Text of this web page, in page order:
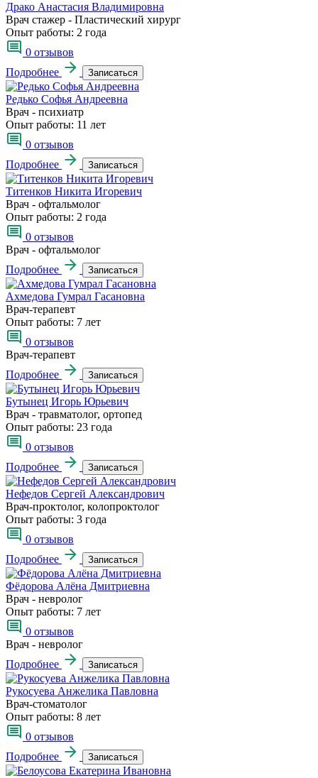
Драко Анастасия Владимировна
Врач стажер - Пластический хирург
Опыт работы: 2 года
0 отзывов
Подробнее
Записаться
Редько Софья Андреевна
Врач - психиатр
Опыт работы: 11 лет
0 отзывов
Подробнее
Записаться
Титенков Никита Игоревич
Врач - офтальмолог
Опыт работы: 2 года
0 отзывов
Врач - офтальмолог
Подробнее
Записаться
Ахмедова Гумрал Гасановна
Врач-терапевт
Опыт работы: 7 лет
0 отзывов
Врач-терапевт
Подробнее
Записаться
Бутынец Игорь Юрьевич
Врач - травматолог, ортопед
Опыт работы: 23 года
0 отзывов
Подробнее
Записаться
Нефедов Сергей Александрович
Врач-проктолог, колопроктолог
Опыт работы: 3 года
0 отзывов
Подробнее
Записаться
Фёдорова Алёна Дмитриевна
Врач - невролог
Опыт работы: 7 лет
0 отзывов
Врач - невролог
Подробнее
Записаться
Рукосуева Анжелика Павловна
Врач-стоматолог
Опыт работы: 8 лет
0 отзывов
Подробнее
Записаться